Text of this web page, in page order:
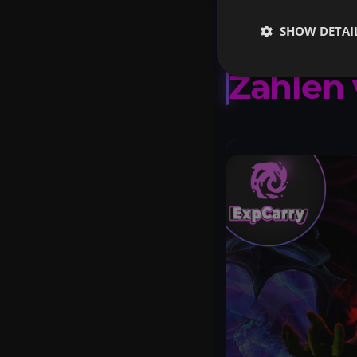
Zahlen
SHOW